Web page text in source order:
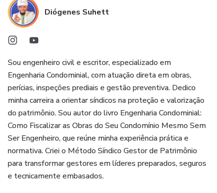
Como criar uma gestão estruturada e participativa,
fortalecendo o engajamento com os condôminos.
reconhecer o valor do seu trabalho.
Garanta já sua inscrição e conquiste uma gestão de
destaque!
Diógenes Suhett
Sou engenheiro civil e escritor, especializado em
Engenharia Condominial, com atuação direta em obras,
perícias, inspeções prediais e gestão preventiva. Dedico
minha carreira a orientar síndicos na proteção e valorização
do patrimônio. Sou autor do livro Engenharia Condominial:
Como Fiscalizar as Obras do Seu Condomínio Mesmo Sem
Ser Engenheiro, que reúne minha experiência prática e
normativa. Criei o Método Síndico Gestor de Patrimônio
para transformar gestores em líderes preparados, seguros
e tecnicamente embasados.